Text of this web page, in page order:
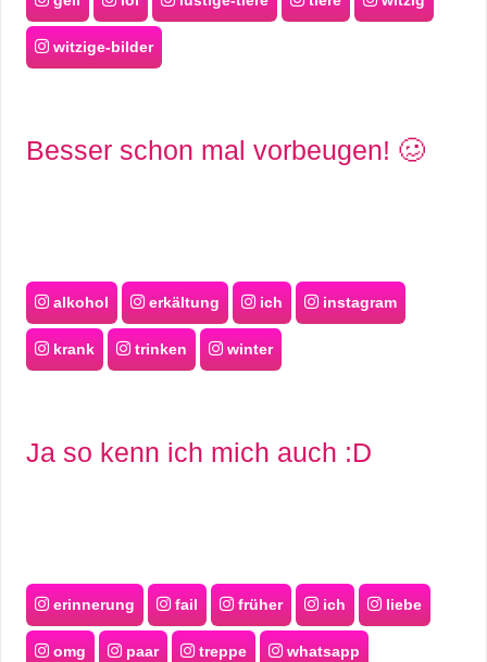
witzige-bilder
Besser schon mal vorbeugen! 🥴
alkohol erkältung ich instagram
krank trinken winter
Ja so kenn ich mich auch :D
erinnerung fail früher ich liebe
omg paar treppe whatsapp